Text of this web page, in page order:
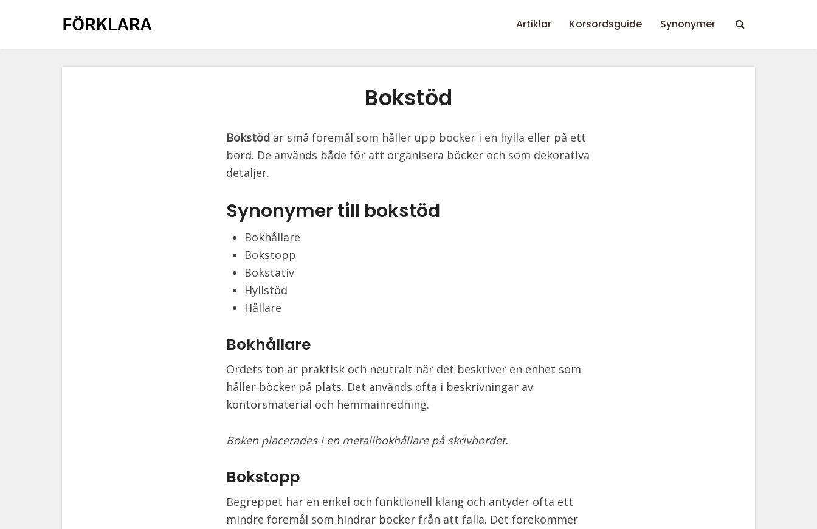
Artiklar Korsordsguide Synonymer
Bokstöd
Bokstöd är små föremål som håller upp böcker i en hylla eller på ett
bord. De används både för att organisera böcker och som dekorativa
detaljer.
Synonymer till bokstöd
Bokhållare
Bokstopp
Bokstativ
Hyllstöd
Hållare
Bokhållare
Ordets ton är praktisk och neutralt när det beskriver en enhet som
håller böcker på plats. Det används ofta i beskrivningar av
kontorsmaterial och hemmainredning.
Boken placerades i en metallbokhållare på skrivbordet.
Bokstopp
Begreppet har en enkel och funktionell klang och antyder ofta ett
mindre föremål som hindrar böcker från att falla. Det förekommer